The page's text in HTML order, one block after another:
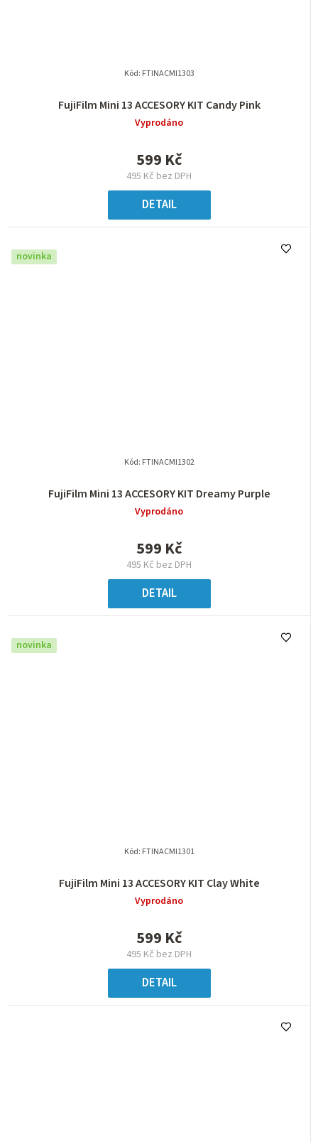
FujiFilm Mini 13 ACCESORY KIT Candy Pink
Vyprodáno
495 Kč bez DPH
599 Kč
DETAIL
Kód: FTINACMI1303
novinka
FujiFilm Mini 13 ACCESORY KIT Dreamy Purple
Vyprodáno
495 Kč bez DPH
599 Kč
DETAIL
Kód: FTINACMI1302
novinka
FujiFilm Mini 13 ACCESORY KIT Clay White
Vyprodáno
495 Kč bez DPH
599 Kč
DETAIL
Kód: FTINACMI1301